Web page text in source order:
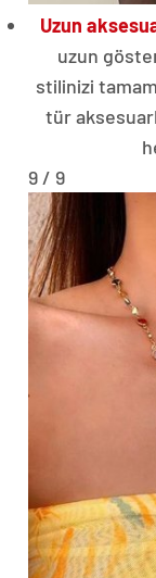
Uzun
uzun
stilinizi
tür
9 / 9